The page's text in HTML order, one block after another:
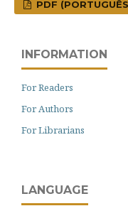
PDF
INFORMATION
For Readers
For Authors
For Librarians
LANGUAGE